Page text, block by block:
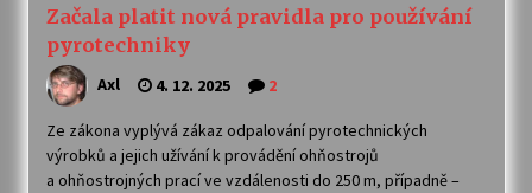
Začala platit nová pravidla pro používání
pyrotechniky
Axl 4. 12. 2025 2
Ze zákona vyplývá zákaz odpalování pyrotechnických
výrobků a jejich užívání k provádění ohňostrojů
a ohňostrojných prací ve vzdálenosti do 250 m, případně –